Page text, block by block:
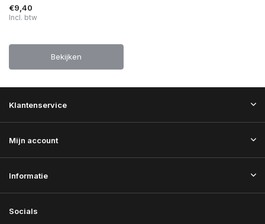
€9,40
Incl. btw
Bekijken
Klantenservice
Mijn account
Informatie
Socials